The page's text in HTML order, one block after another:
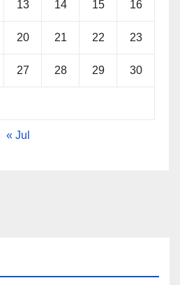
13 14 15 16
20 21 22 23
27 28 29 30
« Jul